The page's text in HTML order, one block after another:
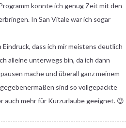
konnte ich genug Zeit mit den
In San Vitale war ich sogar
Eindruck, dass ich mir meistens deutlich
alleine unterwegs bin, da ich dann
mache und überall ganz meinem
sind so vollgepackte
auch mehr für Kurzurlaube geeignet. 😉